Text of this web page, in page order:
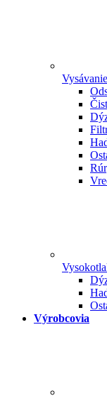
Vysávanie
Výrobcovia